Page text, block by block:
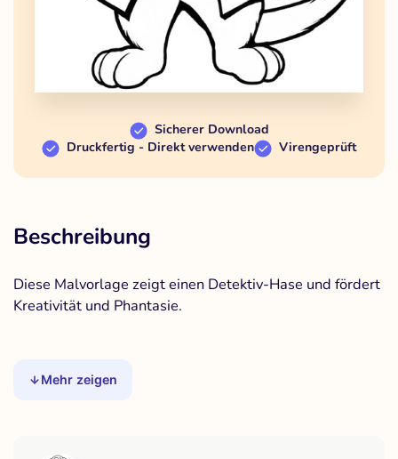
Sicherer Download
Druckfertig - Direkt verwenden
Virengeprüft
Beschreibung
Diese Malvorlage zeigt einen Detektiv-Hase und fördert
Kreativität und Phantasie.
Mehr zeigen